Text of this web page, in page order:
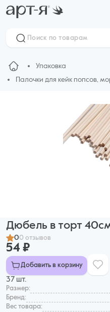
Упаковка
Палочки для кейк попсов,
Дюбель в торт
00 отзывов
54 ₽
Добавить в корзину
37 шт.
Размер:
Бренд:
Вес товара: